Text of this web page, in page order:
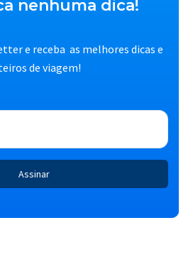
nenhuma dica!
e receba as melhores dicas e
de viagem!